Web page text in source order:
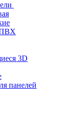
ПВХ
3D
панелей